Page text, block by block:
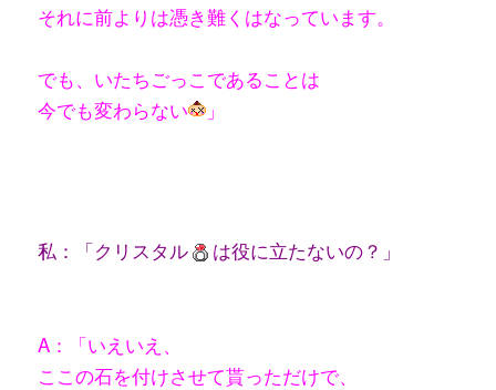
それに前よりは憑き難くはなっています。
でも、いたちごっこであることは
今でも変わらない
」
私：「クリスタル は役に立たないの？」
A：「いえいえ、
ここの石を付けさせて貰っただけで、